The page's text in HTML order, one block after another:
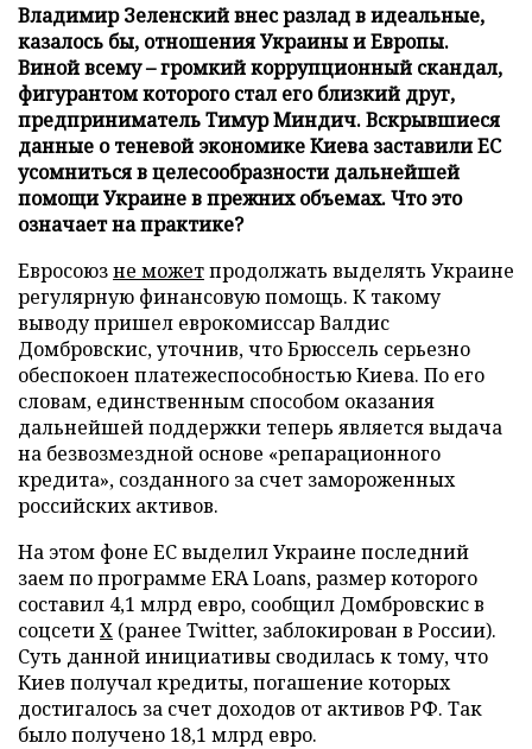
Владимир Зеленский внес разлад в идеальные,
казалось бы, отношения Украины и Европы.
Виной всему – громкий коррупционный скандал,
фигурантом которого стал его близкий друг,
предприниматель Тимур Миндич. Вскрывшиеся
данные о теневой экономике Киева заставили ЕС
усомниться в целесообразности дальнейшей
помощи Украине в прежних объемах. Что это
означает на практике?
Евросоюзне можетпродолжать выделять Украине
регулярную финансовую помощь. К такому
выводу пришел еврокомиссар Валдис
Домбровскис, уточнив, что Брюссель серьезно
обеспокоен платежеспособностью Киева. По его
словам, единственным способом оказания
дальнейшей поддержки теперь является выдача
на безвозмездной основе «репарационного
кредита», созданного за счет замороженных
российских активов.
На этом фоне ЕС выделил Украине последний
заем по программе ERA Loans, размер которого
составил 4,1 млрд евро, сообщил Домбровскис в
соцсетиХ (ранее Twitter, заблокирован в России).
Суть данной инициативы сводилась к тому, что
Киев получал кредиты, погашение которых
достигалось за счет доходов от активов РФ. Так
было получено 18,1 млрд евро.